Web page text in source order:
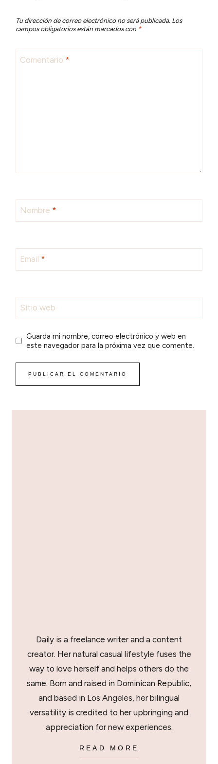
Tu dirección de correo electrónico no será publicada. Los
campos obligatorios están marcados con *
Comentario *
Nombre *
Email *
Sitio web
Guarda mi nombre, correo electrónico y web en
este navegador para la próxima vez que comente.
Daily is a freelance writer and a content
creator. Her natural casual lifestyle fuses the
way to love herself and helps others do the
same. Born and raised in Dominican Republic,
and based in Los Angeles, her bilingual
versatility is credited to her upbringing and
appreciation for new experiences.
READ MORE